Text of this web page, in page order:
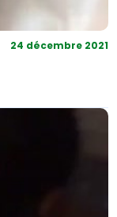
24 décembre 2021